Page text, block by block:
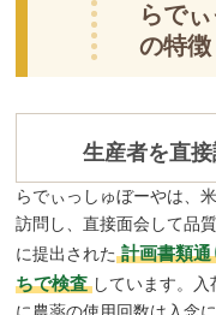
らで
の特徴
生産者を直
らでぃっしゅぼーやは、
訪問し、直接面会して品
に提出された 計画書類
ちで検査 しています。